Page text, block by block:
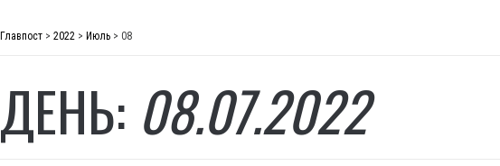
Главпост > 2022 > Июль > 08
ДЕНЬ: 08.07.2022